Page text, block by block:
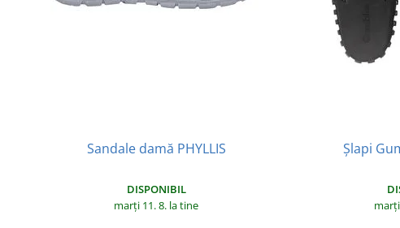
Sandale damă PHYLLIS
DISPONIBIL
marți 11. 8. la tine
Șlapi